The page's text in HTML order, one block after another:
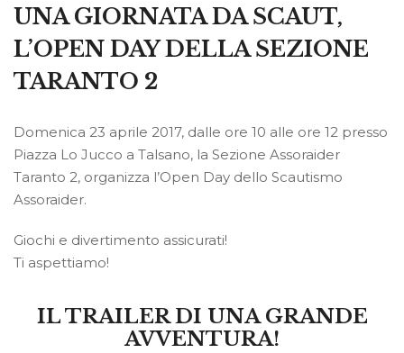
UNA GIORNATA DA SCAUT,
L’OPEN DAY DELLA SEZIONE
TARANTO 2
Domenica 23 aprile 2017, dalle ore 10 alle ore 12 presso
Piazza Lo Jucco a Talsano, la Sezione Assoraider
Taranto 2, organizza l’Open Day dello Scautismo
Assoraider.
Giochi e divertimento assicurati!
Ti aspettiamo!
IL TRAILER DI UNA GRANDE
AVVENTURA!